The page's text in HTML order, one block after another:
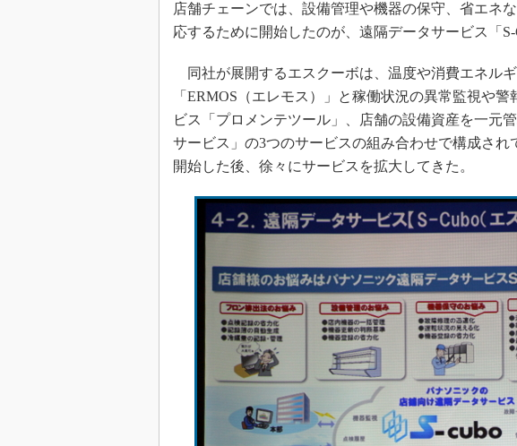
店舗チェーンでは、設備管理や機器の保守、省エネ
応するために開始したのが、遠隔データサービス「S-
同社が展開するエスクーボは、温度や消費エネル
「ERMOS（エレモス）」と稼働状況の異常監視や
ビス「プロメンテツール」、店舗の設備資産を一元
サービス」の3つのサービスの組み合わせで構成され
開始した後、徐々にサービスを拡大してきた。